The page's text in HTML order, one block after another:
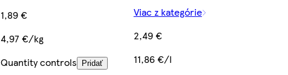
1,89 €
4,97 €/kg
Quantity controls
Pridať
Viac z kategórie
2,49 €
11,86 €/l